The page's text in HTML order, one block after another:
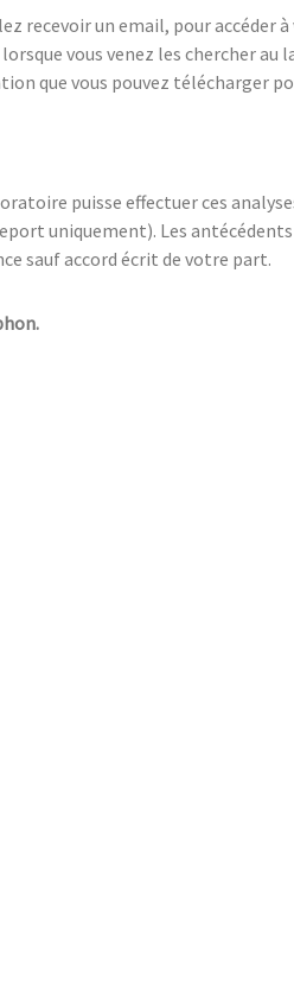
recevoir un email, pour accéder à
vous venez les chercher au
que vous pouvez télécharger
puisse effectuer ces
uniquement). Les antécédents
sauf accord écrit de votre part.